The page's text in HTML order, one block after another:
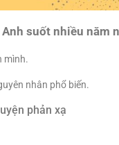
suốt nhiều năm
mình.
nhân phổ biến.
phản xạ